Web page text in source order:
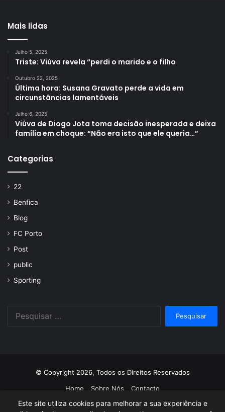
Este site utiliza cookies para melhorar a sua experiência e
Mais lidas
Julho 5, 2025
Triste: Viúva revela “perdi o marido e o filho
Outubro 22, 2025
Última hora: Susana Gravato perde a vida em
circunstâncias lamentáveis
Julho 6, 2025
Viúva de Diogo Jota toma decisão inesperada e deixa
família em choque: “Não era isto que ele queria…”
Categorias
22
Benfica
Blog
FC Porto
Post
public
Sporting
© Copyright 2026, Todos os Direitos Reservados
Home
Sobre Nós Contacto